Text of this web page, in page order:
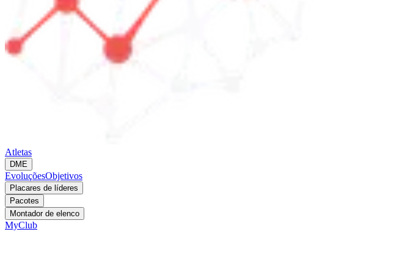
Atletas
DME
EvoluçõesObjetivos
Placares de líderes
Pacotes
Montador de elenco
MyClub